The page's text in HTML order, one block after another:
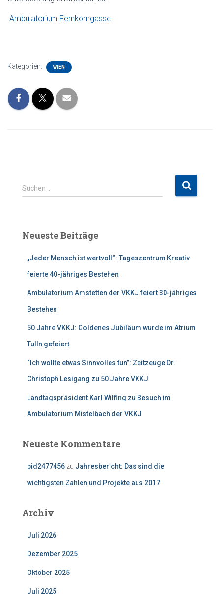
Ambulatorium Fernkorngasse
Kategorien: WIEN
S
u
n
Suchen …
Neueste Beiträge
„Jeder Mensch ist wertvoll“: Tageszentrum Kreativ
feierte 40-jähriges Bestehen
Ambulatorium Amstetten der VKKJ feiert 30-jähriges
Bestehen
50 Jahre VKKJ: Goldenes Jubiläum wurde im Atrium
Tulln gefeiert
“Ich wollte etwas Sinnvolles tun”: Zeitzeuge Dr.
Christoph Lesigang zu 50 Jahre VKKJ
Landtagspräsident Karl Wilfing zu Besuch im
Ambulatorium Mistelbach der VKKJ
Neueste Kommentare
pid2477456 zu Jahresbericht: Das sind die
wichtigsten Zahlen und Projekte aus 2017
Archiv
Juli 2026
Dezember 2025
Oktober 2025
Juli 2025